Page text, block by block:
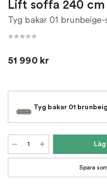
Lift soffa 240
Tyg bakar 01
51 990 kr
Tyg bakar 01
Spara